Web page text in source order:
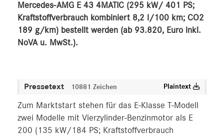
ANSPRECHPARTNER
Mercedes-AMG E 43 4MATIC (295 kW/ 401 PS;
Kraftstoffverbrauch kombiniert 8,2 l/100 km; CO2
189 g/km) bestellt werden (ab 93.820, Euro inkl.
NoVA u. MwSt.).
Pressetext 10881 Zeichen Plaintext
Zum Marktstart stehen für das E-Klasse T-Modell
zwei Modelle mit Vierzylinder-Benzinmotor als E
200 (135 kW/184 PS; Kraftstoffverbrauch